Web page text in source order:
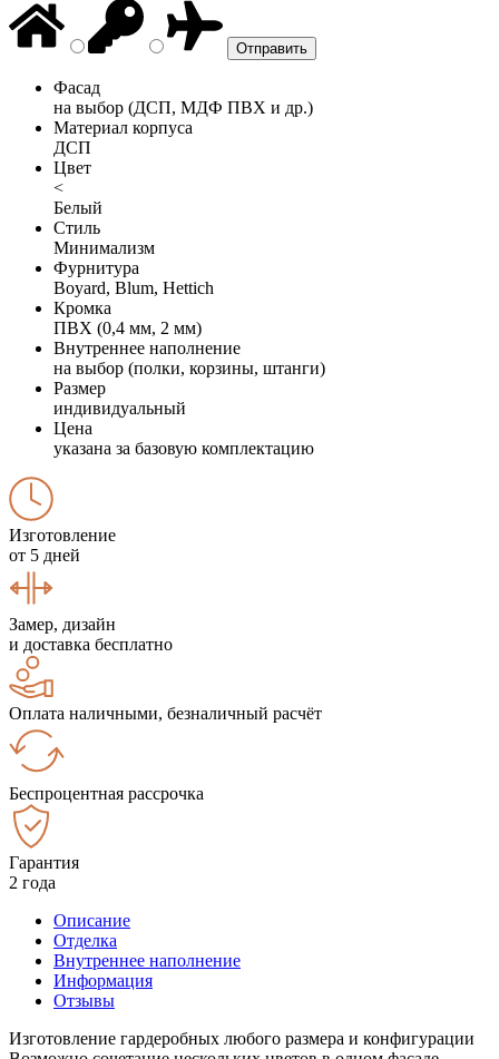
Фасад
на выбор (ДСП, МДФ ПВХ и др.)
Материал корпуса
ДСП
Цвет
<
Белый
Стиль
Минимализм
Фурнитура
Boyard, Blum, Hettich
Кромка
ПВХ (0,4 мм, 2 мм)
Внутреннее наполнение
на выбор (полки, корзины, штанги)
Размер
индивидуальный
Цена
указана за базовую комплектацию
Изготовление
от 5 дней
Замер, дизайн
и доставка бесплатно
Оплата наличными, безналичный расчёт
Беспроцентная рассрочка
Гарантия
2 года
Описание
Отделка
Внутреннее наполнение
Информация
Отзывы
Изготовление гардеробных любого размера и конфигурации